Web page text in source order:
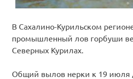
В Сахалино-Курильском
промышленный лов горбуши
Северных Курилах.
Общий вылов нерки к 19 июля